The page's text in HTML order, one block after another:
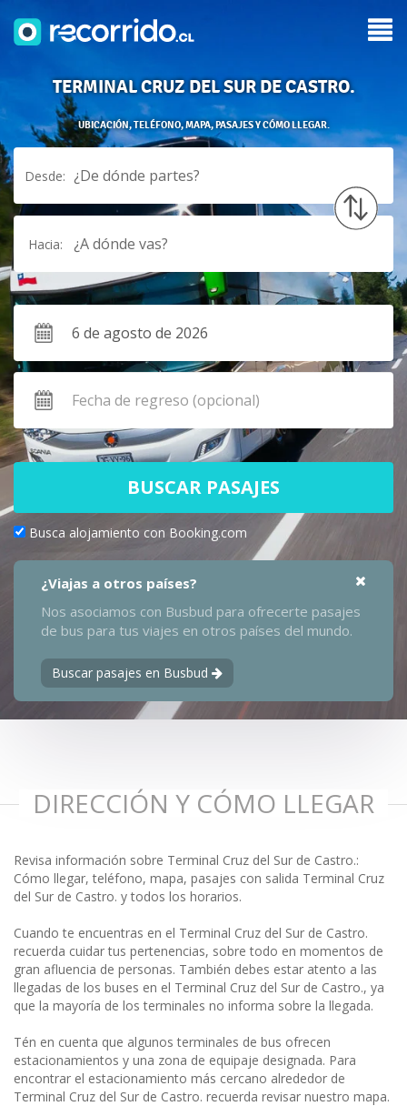
TERMINAL CRUZ DEL SUR DE CASTRO.
UBICACIÓN, TELÉFONO, MAPA, PASAJES Y CÓMO LLEGAR.
Desde: ¿De dónde partes?
Hacia: ¿A dónde vas?
BUSCAR PASAJES
Busca alojamiento con Booking.com
¿Viajas a otros países?
Nos asociamos con Busbud para ofrecerte pasajes
de bus para tus viajes en otros países del mundo.
Buscar pasajes en Busbud
DIRECCIÓN Y CÓMO LLEGAR
Revisa información sobre Terminal Cruz del Sur de Castro.:
Cómo llegar, teléfono, mapa, pasajes con salida Terminal Cruz
del Sur de Castro. y todos los horarios.
Cuando te encuentras en el Terminal Cruz del Sur de Castro.
recuerda cuidar tus pertenencias, sobre todo en momentos de
gran afluencia de personas. También debes estar atento a las
llegadas de los buses en el Terminal Cruz del Sur de Castro., ya
que la mayoría de los terminales no informa sobre la llegada.
Tén en cuenta que algunos terminales de bus ofrecen
estacionamientos y una zona de equipaje designada. Para
encontrar el estacionamiento más cercano alrededor de
Terminal Cruz del Sur de Castro. recuerda revisar nuestro mapa.